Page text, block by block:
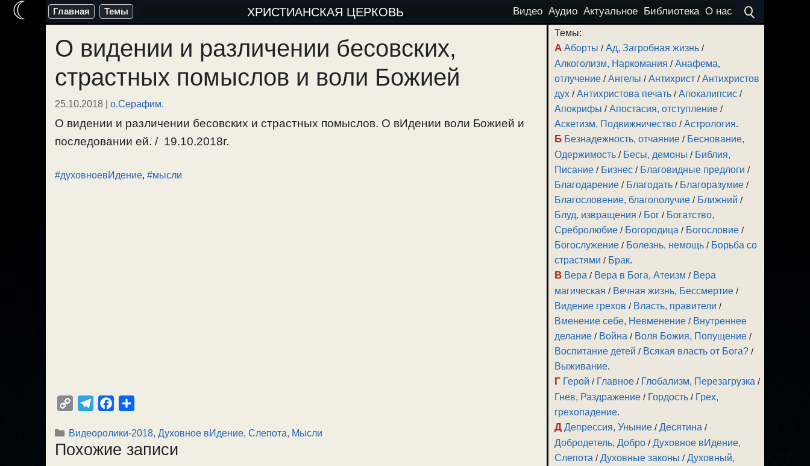
Перейти
содержимому
Главная Темы ХРИСТИАНСКАЯ ЦЕРКОВЬ Видео Аудио Актуальное Библиотека О нас
О видении и различении бесовских,
страстных помыслов и воли Божией
25.10.2018 | о.Серафим.
О видении и различении бесовских и страстных помыслов. О вИдении воли Божией и
последовании ей. / 19.10.2018г.
#духовноевИдение, #мысли
p
y
l
e
c
e
п
р
Рубрики
Видеоролики-2018, Духовное вИдение, Слепота, Мысли
Похожие записи
Темы:
А Аборты /Ад, Загробная жизнь /
Алкоголизм, Наркомания /Анафема,
отлучение /Ангелы /Антихрист /Антихристов
дух /Антихристова печать /Апокалипсис /
Апокрифы /Апостасия, отступление /
Аскетизм, Подвижничество /Астрология.
Б Безнадежность, отчаяние / Беснование,
Одержимость / Бесы, демоны / Библия,
Писание / Бизнес / Благовидные предлоги /
Благодарение / Благодать / Благоразумие /
Благословение, благополучие / Ближний /
Блуд, извращения / Бог / Богатство,
Сребролюбие / Богородица / Богословие /
Богослужение / Болезнь, немощь / Борьба со
страстями / Брак.
В Вера / Вера в Бога, Атеизм / Вера
магическая / Вечная жизнь, Бессмертие /
Видение грехов / Власть, правители /
Вменение себе, Невменение / Внутреннее
делание / Война / Воля Божия, Попущение /
Воспитание детей / Всякая власть от Бога? /
Выживание.
Г Герой / Главное / Глобализм, Перезагрузка /
Гнев, Раздражение / Гордость / Грех,
грехопадение.
Д Депрессия, Уныние /Десятина /
Добродетель, Добро /Духовное вИдение,
Слепота /Духовные законы /Духовный,
☾